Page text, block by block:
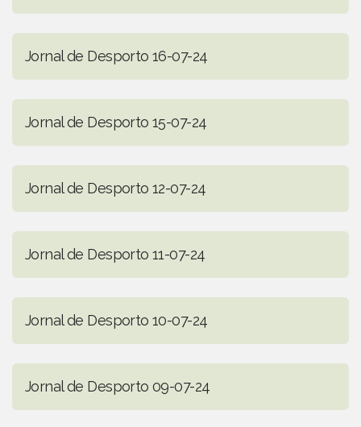
Jornal de Desporto 16-07-24
Jornal de Desporto 15-07-24
Jornal de Desporto 12-07-24
Jornal de Desporto 11-07-24
Jornal de Desporto 10-07-24
Jornal de Desporto 09-07-24